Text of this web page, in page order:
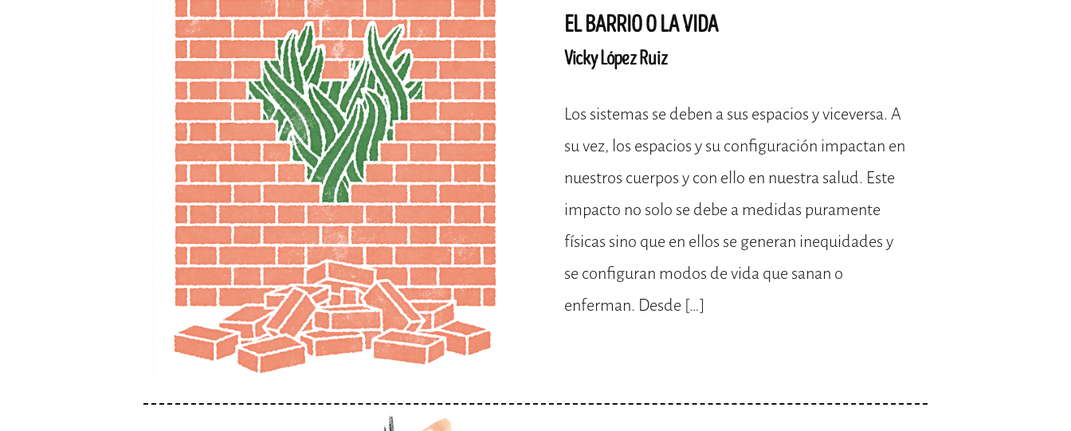
EL BARRIO O LA VIDA
Vicky López Ruiz
Los sistemas se deben a sus espacios y viceversa. A
su vez, los espacios y su configuración impactan en
nuestros cuerpos y con ello en nuestra salud. Este
impacto no solo se debe a medidas puramente
físicas sino que en ellos se generan inequidades y
se configuran modos de vida que sanan o
enferman. Desde […]